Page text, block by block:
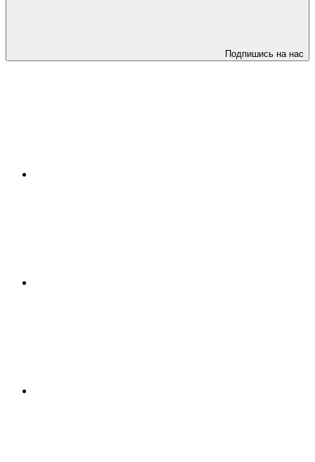
Подпишись на нас